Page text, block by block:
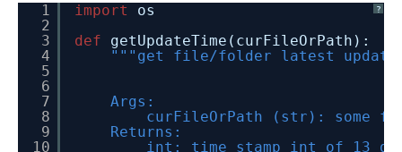
?
1
2
3
4
5
6
7
8
9
10
import
os
def
getUpdateTime(curFileOrPath):
"""get file/folder latest update
Args:
curFileOrPath (str): some
Returns:
int: time stamp int of 13